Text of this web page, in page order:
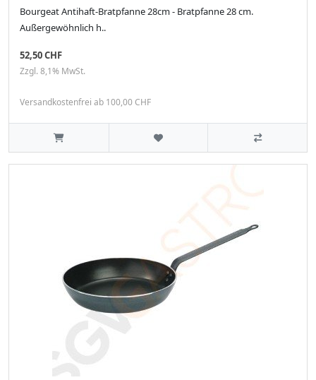
Bourgeat Antihaft-Bratpfanne 28cm - Bratpfanne 28 cm.
Außergewöhnlich h..
52,50 CHF
Zzgl. 8,1% MwSt.
Versandkostenfrei ab 100,00 CHF